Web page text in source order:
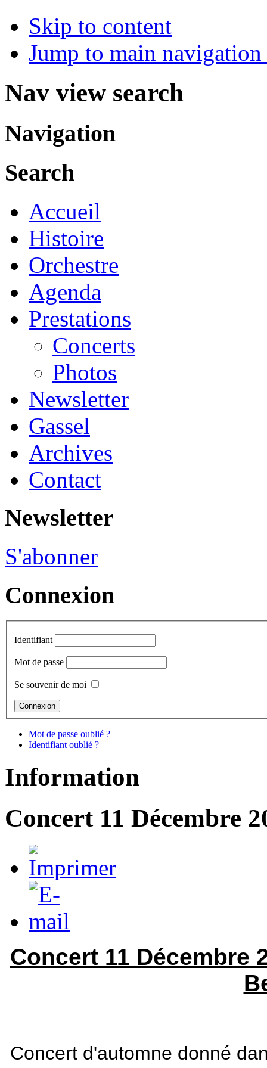
Skip to content
Jump to main
Nav view search
Navigation
Search
Accueil
Histoire
Orchestre
Agenda
Prestations
Concerts
Photos
Newsletter
Gassel
Archives
Contact
Newsletter
S'abonner
Connexion
Identifiant
Mot de passe
Se souvenir de moi
Mot de passe oublié ?
Identifiant oublié ?
Information
Concert 11 Décembre
Concert 11 Décembre
Concert d'automne donné